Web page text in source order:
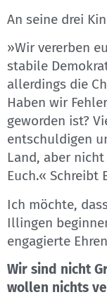
An seine drei
»Wir vererben
stabile
allerdings die
Haben wir
geworden ist?
entschuldigen
Land, aber
Euch.« Schreibt
Ich möchte,
Illingen
engagierte
Wir sind nicht
wollen nichts